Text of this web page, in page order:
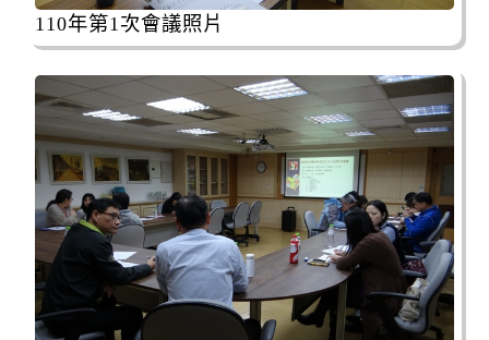
110年第1次會議照片